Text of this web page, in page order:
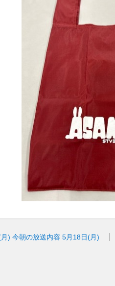
) 今朝の放送内容 5月18日(月)